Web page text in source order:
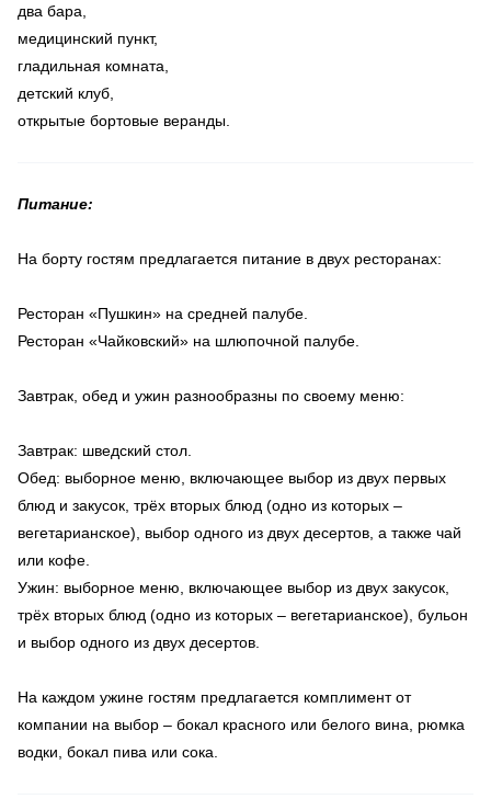
два бара,
медицинский пункт,
гладильная комната,
детский клуб,
открытые бортовые веранды.
Питание:
На борту гостям предлагается питание в двух ресторанах:
Ресторан «Пушкин» на средней палубе.
Ресторан «Чайковский» на шлюпочной палубе.
Завтрак, обед и ужин разнообразны по своему меню:
Завтрак: шведский стол.
Обед: выборное меню, включающее выбор из двух первых
блюд и закусок, трёх вторых блюд (одно из которых –
вегетарианское), выбор одного из двух десертов, а также чай
или кофе.
Ужин: выборное меню, включающее выбор из двух закусок,
трёх вторых блюд (одно из которых – вегетарианское), бульон
и выбор одного из двух десертов.
На каждом ужине гостям предлагается комплимент от
компании на выбор – бокал красного или белого вина, рюмка
водки, бокал пива или сока.